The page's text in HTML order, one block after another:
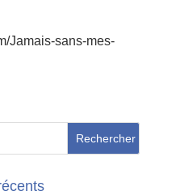
Jamais-sans-mes-